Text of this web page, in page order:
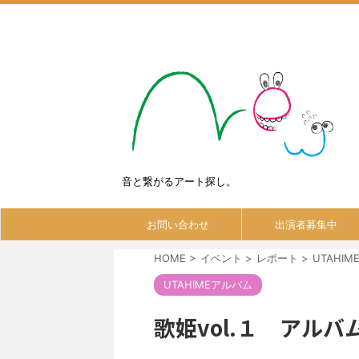
音と繋がるアート探し。
お問い合わせ 出演者募集中
HOME > イベント > レポート >
UTAHIMEアルバム
歌姫vol.１ アルバ